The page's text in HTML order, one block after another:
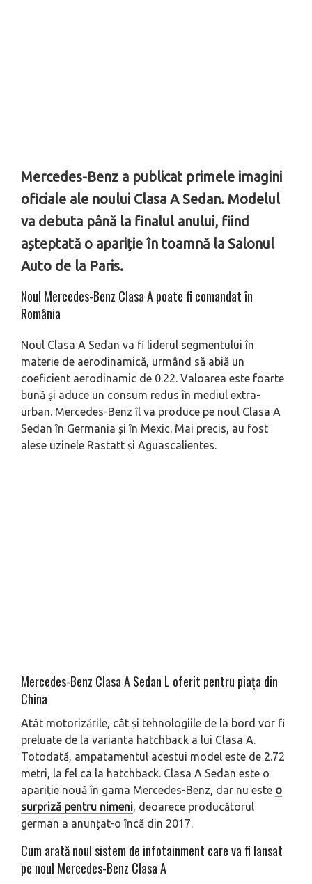
Mercedes-Benz a publicat primele imagini
oficiale ale noului Clasa A Sedan. Modelul
va debuta până la finalul anului, fiind
așteptată o apariție în toamnă la Salonul
Auto de la Paris.
Noul Mercedes-Benz Clasa A poate fi comandat în
România
Noul Clasa A Sedan va fi liderul segmentului în
materie de aerodinamică, urmând să abiă un
coeficient aerodinamic de 0.22. Valoarea este foarte
bună și aduce un consum redus în mediul extra-
urban. Mercedes-Benz îl va produce pe noul Clasa A
Sedan în Germania și în Mexic. Mai precis, au fost
alese uzinele Rastatt și Aguascalientes.
Mercedes-Benz Clasa A Sedan L oferit pentru piaţa din
China
Atât motorizările, cât și tehnologiile de la bord vor fi
preluate de la varianta hatchback a lui Clasa A.
Totodată, ampatamentul acestui model este de 2.72
metri, la fel ca la hatchback. Clasa A Sedan este o
apariție nouă în gama Mercedes-Benz, dar nu este o
surpriză pentru nimeni, deoarece producătorul
german a anunțat-o încă din 2017.
Cum arată noul sistem de infotainment care va fi lansat
pe noul Mercedes-Benz Clasa A